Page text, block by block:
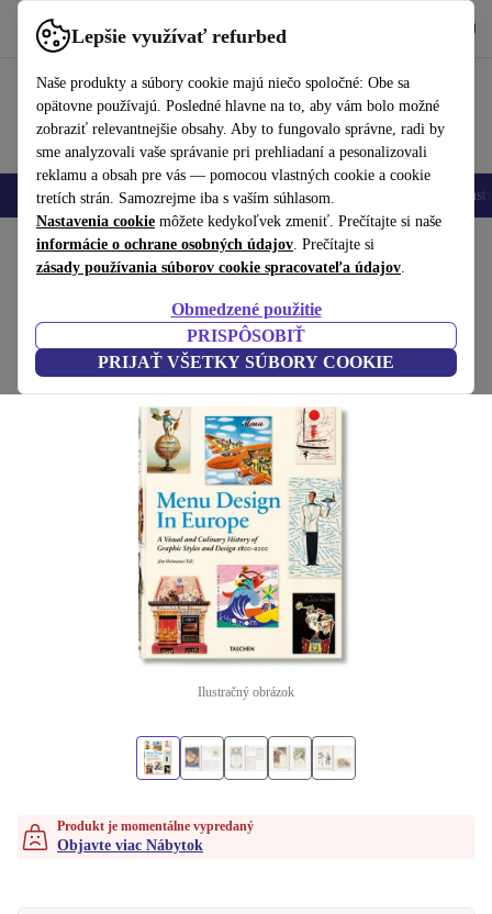
Lepšie využívať refurbed
Naše produkty a súbory cookie majú niečo spoločné: Obe sa
opätovne používajú. Posledné hlavne na to, aby vám bolo možné
zobraziť relevantnejšie obsahy. Aby to fungovalo správne, radi by
sme analyzovali vaše správanie pri prehliadaní a pesonalizovali
reklamu a obsah pre vás — pomocou vlastných cookie a cookie
tretích strán. Samozrejme iba s vaším súhlasom.
Nastavenia cookie môžete kedykoľvek zmeniť. Prečítajte si naše
informácie o ochrane osobných údajov. Prečítajte si
zásady používania súborov cookie spracovateľa údajov.
Obmedzené použitie
PRISPÔSOBIŤ
PRIJAŤ VŠETKY SÚBORY COOKIE
používať refurbed rýchlo a jednoducho
Mobilné telefóny Laptopy Tablety Inteligentné hodinky
Domov Produkty Domácnosť Nábytok
Menu Design v Europe
biela
(Zbieranie recenzií)
Ilustračný obrázok
Produkt je momentálne vypredaný
Objavte viac Nábytok